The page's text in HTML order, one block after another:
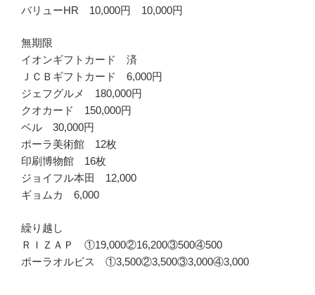
バリューHR 10,000円 10,000円
無期限
イオンギフトカード 済
ＪＣＢギフトカード 6,000円
ジェフグルメ 180,000円
クオカード 150,000円
ベル 30,000円
ポーラ美術館 12枚
印刷博物館 16枚
ジョイフル本田 12,000
ギョムカ 6,000
繰り越し
ＲＩＺＡＰ ①19,000②16,200③500④500
ポーラオルビス ①3,500②3,500③3,000④3,000